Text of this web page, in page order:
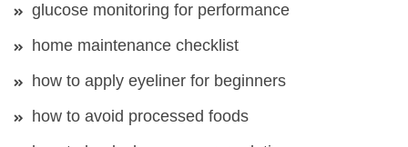
glucose monitoring for performance
home maintenance checklist
how to apply eyeliner for beginners
how to avoid processed foods